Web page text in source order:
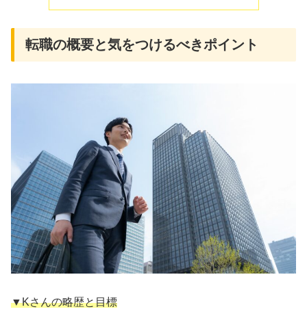
転職の概要と気をつけるべきポイント
▼Kさんの略歴と目標